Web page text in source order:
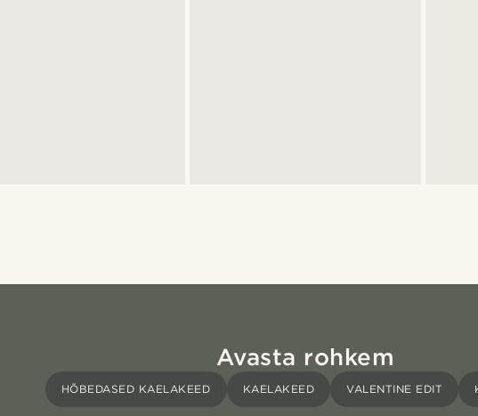
Avasta rohkem
HÕBEDASED KAELAKEED KAELAKEED VALENTINE EDIT